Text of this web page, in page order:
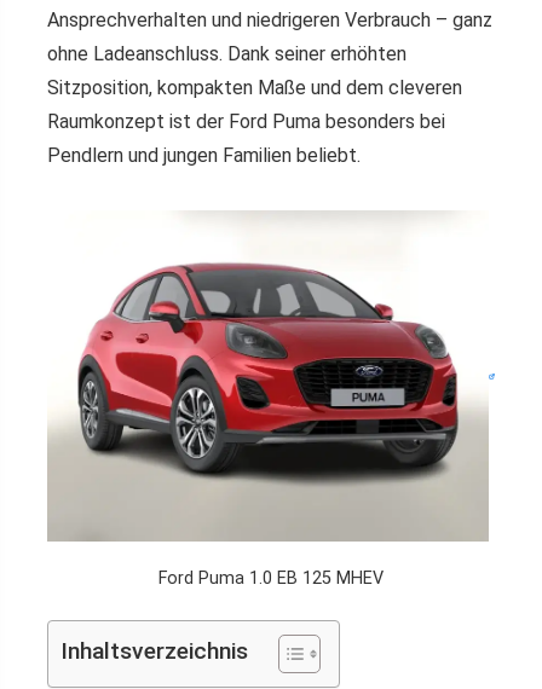
Ansprechverhalten und niedrigeren Verbrauch – ganz
ohne Ladeanschluss. Dank seiner erhöhten
Sitzposition, kompakten Maße und dem cleveren
Raumkonzept ist der Ford Puma besonders bei
Pendlern und jungen Familien beliebt.
Ford Puma 1.0 EB 125 MHEV
Inhaltsverzeichnis